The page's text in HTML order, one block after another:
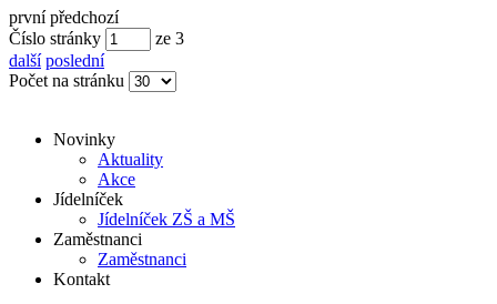
první předchozí
Číslo stránky
ze 3
další poslední
Počet na stránku
Novinky
Aktuality
Akce
Jídelníček
Jídelníček ZŠ a MŠ
Zaměstnanci
Zaměstnanci
Kontakt